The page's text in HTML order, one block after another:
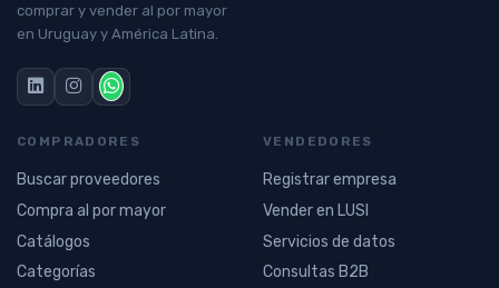
comprar y vender al por mayor
en Uruguay y América Latina.
COMPRADORES
Buscar proveedores
Compra al por mayor
Catálogos
Categorías
VENDEDORES
Registrar empresa
Vender en LUSI
Servicios de datos
Consultas B2B